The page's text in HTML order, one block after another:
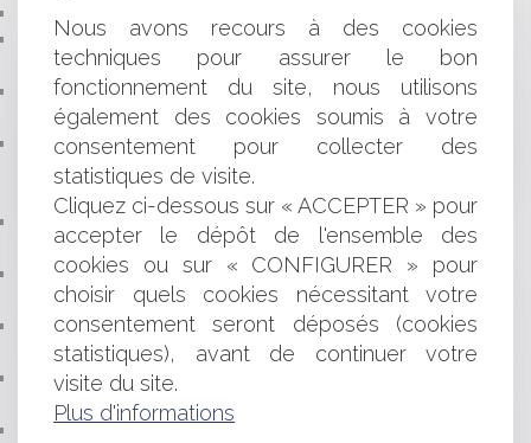
LES SECRETS DE LA PROTECTION D'UN ALGORITHME
SYNDICAT DE COPROPRIÉTAIRES ET TROUBLES
ANORMAUX DU VOISINAGE
FINANCES PUBLIQUES LOCALES 2017 : LE RAPPORT
DE LA COUR DES COMPTES
CONTESTATION D’UNE SAISIE IMMOBILIÈRE ET
DEMANDE D’ATTRIBUTION PAR LES CRÉANCIERS
HYPOTHÉCAIRES
OPÉRATEURS DE PLATEFORMES NUMÉRIQUES :
QUELLES OBLIGATIONS D'INFORMATION ?
SOCIÉTÉ DE PARTICIPATIONS FINANCIÈRE :
INVALIDATION DE LA TAXE À 3% SUR LES DIVIDENDES
BAIL COMMERCIAL : RÉVISION DU LOYER, VALEUR
LOCATIVE ET DÉPLAFONNEMENT
SUCCESSION DE PSE (PLAN DE SAUVEGARDE DE
L'EMPLOI) ET DIFFÉRENCE DE TRAITEMENT
LA GARANTIE DÉCENNALE S’APPLIQUE-T-ELLE SUR
Nous avons recours à des cookies
techniques pour assurer le bon
fonctionnement du site, nous utilisons
également des cookies soumis à votre
consentement pour collecter des
statistiques de visite.
Cliquez ci-dessous sur « ACCEPTER » pour
accepter le dépôt de l'ensemble des
cookies ou sur « CONFIGURER » pour
choisir quels cookies nécessitant votre
consentement seront déposés (cookies
statistiques), avant de continuer votre
visite du site.
Plus d'informations